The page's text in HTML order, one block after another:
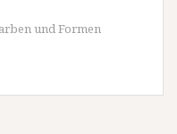
und Formen